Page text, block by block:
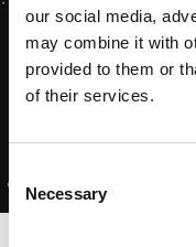
our social media,
may combine it with
provided to them or
of their services.
Selection
Necessary